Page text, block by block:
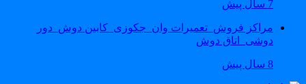
مراکز فروش_تعمیرات وان_جکوزی_کابین دوش_دور
دوشی_اتاق دوش